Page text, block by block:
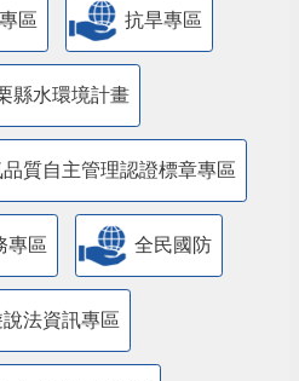
區 抗旱專區
縣水環境計畫
質自主管理認證標章專區
專區 全民國防
說法資訊專區